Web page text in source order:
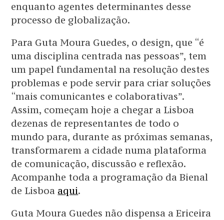
enquanto agentes determinantes desse
processo de globalização.
Para Guta Moura Guedes, o design, que “é
uma disciplina centrada nas pessoas”, tem
um papel fundamental na resolução destes
problemas e pode servir para criar soluções
“mais comunicantes e colaborativas”.
Assim, começam hoje a chegar a Lisboa
dezenas de representantes de todo o
mundo para, durante as próximas semanas,
transformarem a cidade numa plataforma
de comunicação, discussão e reflexão.
Acompanhe toda a programação da Bienal
de Lisboa aqui.
Guta Moura Guedes não dispensa a Ericeira